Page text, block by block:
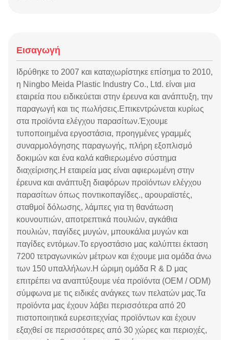
Εισαγωγή
Ιδρύθηκε το 2007 και καταχωρίστηκε επίσημα το 2010,
η Ningbo Meida Plastic Industry Co., Ltd. είναι μια
εταιρεία που ειδικεύεται στην έρευνα και ανάπτυξη, την
παραγωγή και τις πωλήσεις.Επικεντρώνεται κυρίως
στα προϊόντα ελέγχου παρασίτων.Έχουμε
τυποποιημένα εργοστάσια, προηγμένες γραμμές
συναρμολόγησης παραγωγής, πλήρη εξοπλισμό
δοκιμών και ένα καλά καθιερωμένο σύστημα
διαχείρισης.Η εταιρεία μας είναι αφιερωμένη στην
έρευνα και ανάπτυξη διαφόρων προϊόντων ελέγχου
παρασίτων όπως ποντικοπαγίδες., αρουραϊστές,
σταθμοί δόλωσης, λάμπες για τη θανάτωση
κουνουπιών, αποτρεπτικά πουλιών, αγκάθια
πουλιών, παγίδες μυγών, μπουκάλια μυγών και
παγίδες εντόμων.Το εργοστάσιο μας καλύπτει έκταση
7200 τετραγωνικών μέτρων και έχουμε μια ομάδα άνω
των 150 υπαλλήλων.Η ώριμη ομάδα R & D μας
επιτρέπει να αναπτύξουμε νέα προϊόντα (OEM / ODM)
σύμφωνα με τις ειδικές ανάγκες των πελατών μας.Τα
προϊόντα μας έχουν λάβει περισσότερα από 20
πιστοποιητικά ευρεσιτεχνίας προϊόντων και έχουν
εξαχθεί σε περισσότερες από 30 χώρες και περιοχές,